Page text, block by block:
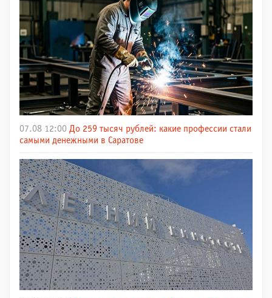
07.08 12:00 До 259 тысяч рублей: какие профессии стали
самыми денежными в Саратове